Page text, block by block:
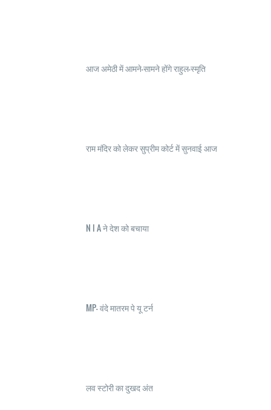
आज अमेठी में आमने-सामने होंगे राहुल-स्मृति
राम मंदिर को लेकर सुप्रीम कोर्ट में सुनवाई आज
N I A ने देश को बचाया
MP- वंदे मातरम पे यू टर्न
लव स्टोरी का दुखद अंत